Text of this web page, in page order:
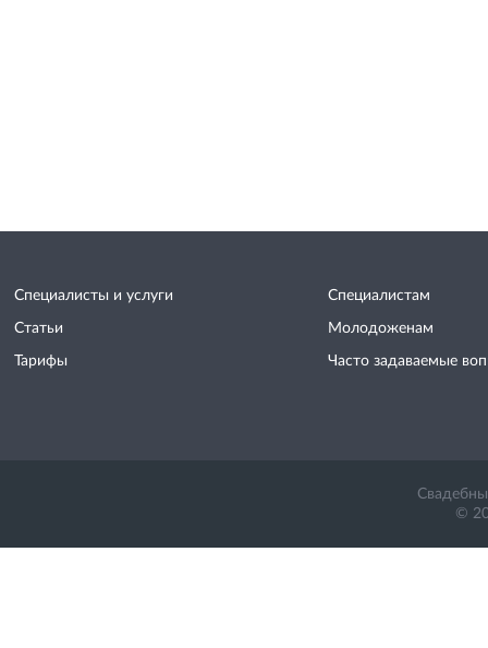
Специалисты и услуги
Статьи
Тарифы
Специалистам
Молодоженам
Часто задаваемые
©